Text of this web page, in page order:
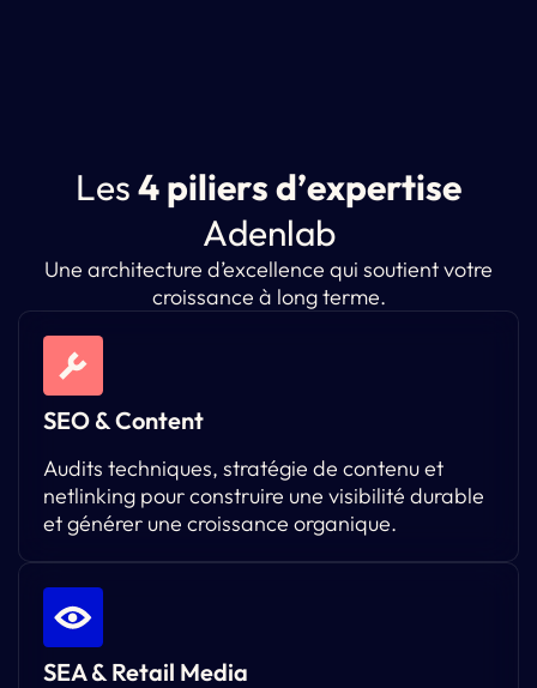
Les4piliersd’expertise
Adenlab
Une architecture d’excellence qui soutient votre
croissance à long terme.
SEO & Content
Audits techniques, stratégie de contenu et
netlinking pour construire une visibilité durable
et générer une croissance organique.
SEA & Retail Media